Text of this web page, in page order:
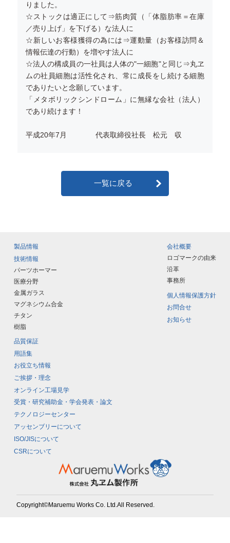
りました。
☆ストックは適正にして⇒筋肉質（「体脂肪率＝在庫
／売り上げ」を下げる）な法人に
☆新しいお客様獲得の為には⇒運動量（お客様訪問＆
情報伝達の行動）を増やす法人に
☆法人の構成員の一社員は人体の"一細胞"と同じ⇒丸ヱ
ムの社員細胞は活性化され、常に成長をし続ける細胞
でありたいと念願しています。
「メタボリックシンドローム」に無縁な会社（法人）
であり続けます！
平成20年7月 代表取締役社長 松元 収
一覧に戻る
製品情報
技術情報
パーツホーマー
医療分野
金属ガラス
マグネシウム合金
チタン
樹脂
品質保証
用語集
お役立ち情報
会社概要
ロゴマークの由来
沿革
事務所
個人情報保護方針
お問合せ
お知らせ
ご挨拶・理念
オンライン工場見学
受賞・研究補助金・学会発表・論文
テクノロジーセンター
アッセンブリーについて
ISO/JISについて
CSRについて
Copyright©Maruemu Works Co. Ltd.All Reserved.